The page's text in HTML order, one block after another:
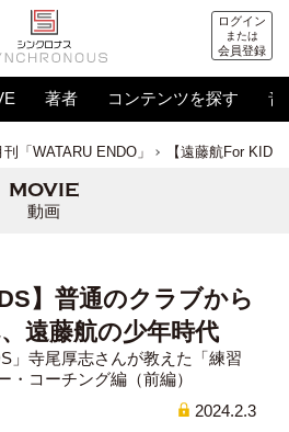
ログイン
または
会員登録
著者 コンテンツを探す 音
刊「WATARU ENDO」 【遠藤航For
動画
】普通のクラブから
遠藤航の少年時代
」寺尾厚志さんが教えた「練習
・コーチング編（前編）
2024.2.3